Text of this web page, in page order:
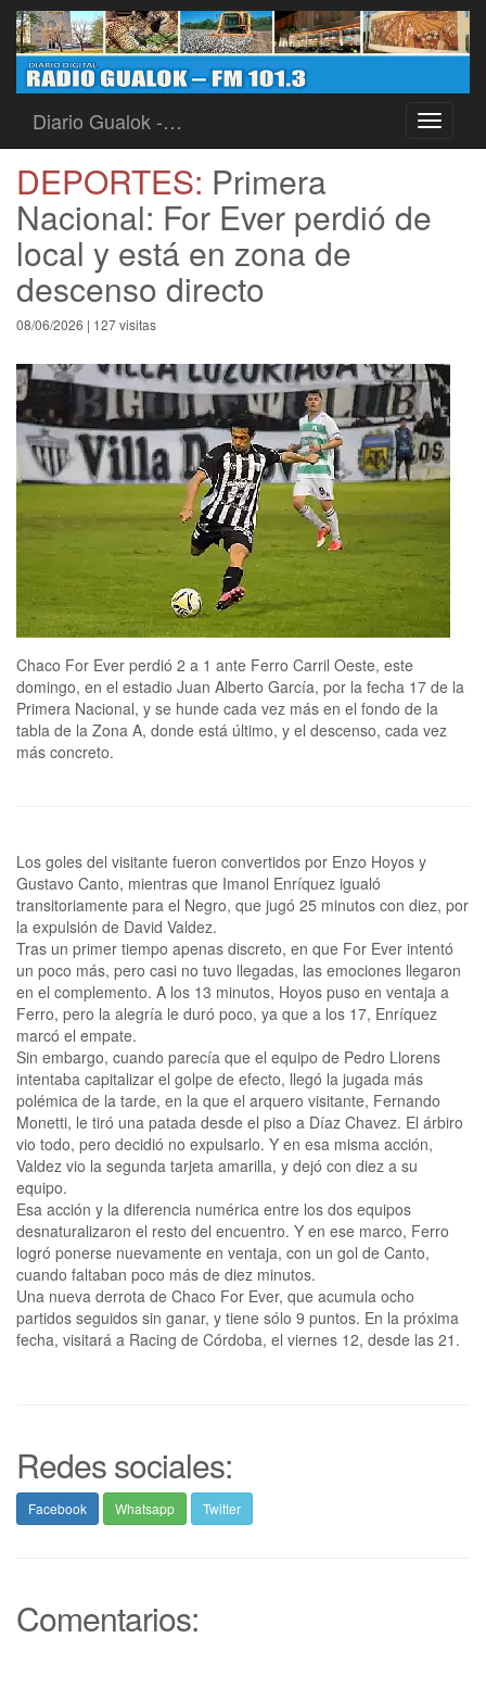
Toggle
Diario Gualok -…
DEPORTES: Primera
Nacional: For Ever perdió de
local y está en zona de
descenso directo
08/06/2026 | 127 visitas
Chaco For Ever perdió 2 a 1 ante Ferro Carril Oeste, este
domingo, en el estadio Juan Alberto García, por la fecha 17 de la
Primera Nacional, y se hunde cada vez más en el fondo de la
tabla de la Zona A, donde está último, y el descenso, cada vez
más concreto.
Los goles del visitante fueron convertidos por Enzo Hoyos y
Gustavo Canto, mientras que Imanol Enríquez igualó
transitoriamente para el Negro, que jugó 25 minutos con diez, por
la expulsión de David Valdez.
Tras un primer tiempo apenas discreto, en que For Ever intentó
un poco más, pero casi no tuvo llegadas, las emociones llegaron
en el complemento. A los 13 minutos, Hoyos puso en ventaja a
Ferro, pero la alegría le duró poco, ya que a los 17, Enríquez
marcó el empate.
Sin embargo, cuando parecía que el equipo de Pedro Llorens
intentaba capitalizar el golpe de efecto, llegó la jugada más
polémica de la tarde, en la que el arquero visitante, Fernando
Monetti, le tiró una patada desde el piso a Díaz Chavez. El árbiro
vio todo, pero decidió no expulsarlo. Y en esa misma acción,
Valdez vio la segunda tarjeta amarilla, y dejó con diez a su
equipo.
Esa acción y la diferencia numérica entre los dos equipos
desnaturalizaron el resto del encuentro. Y en ese marco, Ferro
logró ponerse nuevamente en ventaja, con un gol de Canto,
cuando faltaban poco más de diez minutos.
Una nueva derrota de Chaco For Ever, que acumula ocho
partidos seguidos sin ganar, y tiene sólo 9 puntos. En la próxima
fecha, visitará a Racing de Córdoba, el viernes 12, desde las 21.
Redes sociales:
Facebook Whatsapp Twitter
Comentarios: